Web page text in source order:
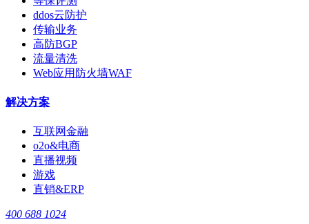
ddos云防护
传输业务
高防BGP
流量清洗
Web应用防火墙WAF
解决方案
互联网金融
o2o&电商
直播视频
游戏
直销&ERP
400 688 1024